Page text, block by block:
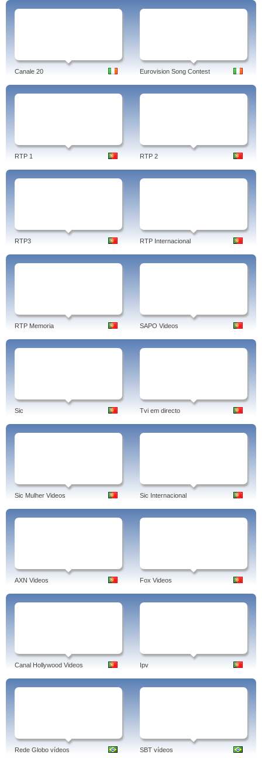
Canale 20 Eurovision Song Contest
RTP 1 RTP 2
RTP3 RTP Internacional
RTP Memoria SAPO Videos
Sic Tvi em directo
Sic Mulher Videos Sic Internacional
AXN Videos Fox Videos
Canal Hollywood Videos Ipv
Rede Globo vídeos SBT vídeos